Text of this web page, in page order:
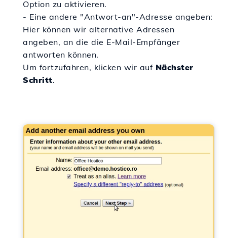
Option zu aktivieren.
- Eine andere "Antwort-an"-Adresse angeben:
Hier können wir alternative Adressen
angeben, an die die E-Mail-Empfänger
antworten können.
Um fortzufahren, klicken wir auf Nächster
Schritt.